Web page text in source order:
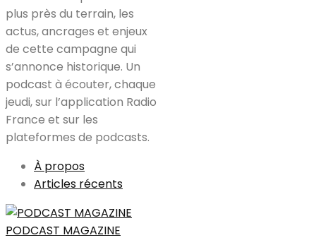
plus près du terrain, les
actus, ancrages et enjeux
de cette campagne qui
s’annonce historique. Un
podcast à écouter, chaque
jeudi, sur l’application Radio
France et sur les
plateformes de podcasts.
À propos
Articles récents
PODCAST MAGAZINE